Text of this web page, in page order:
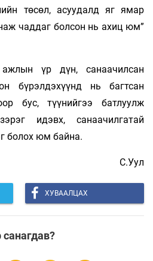
төсөл, асуудалд яг ямар
чаддаг болсон нь ахиц юм”
үр дүн, санаачилсан
бүрэлдэхүүнд нь багтсан
бус, түүнийгээ батлуулж
идэвх, санаачилгатай
болох юм байна.
С.Уул
ХУВААЛЦАХ